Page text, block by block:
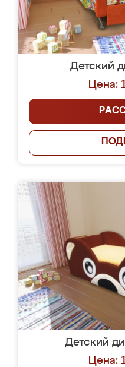
Детский
Цена:
Детский
Цена: